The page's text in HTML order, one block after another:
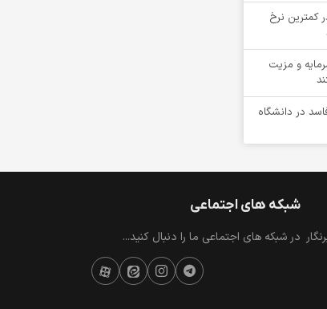
کمترین نرخ
و مزیت
فاسد در دانشگاه
شبکه های اجتماعی
در شبکه های اجتماعی ما را دنبال کنید...